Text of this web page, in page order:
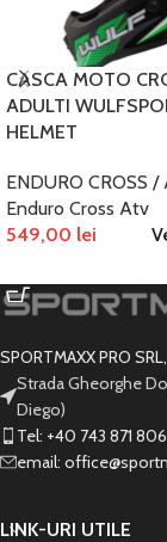
CASCA MOTO
ADULTI
HELMET
ENDURO CROSS /
Enduro Cross Atv
549,00 lei
SPORTMAXX PRO
Strada Gheorghe
Diego)
Tel: +40 743 871 806
email:
LINK-URI UTILE